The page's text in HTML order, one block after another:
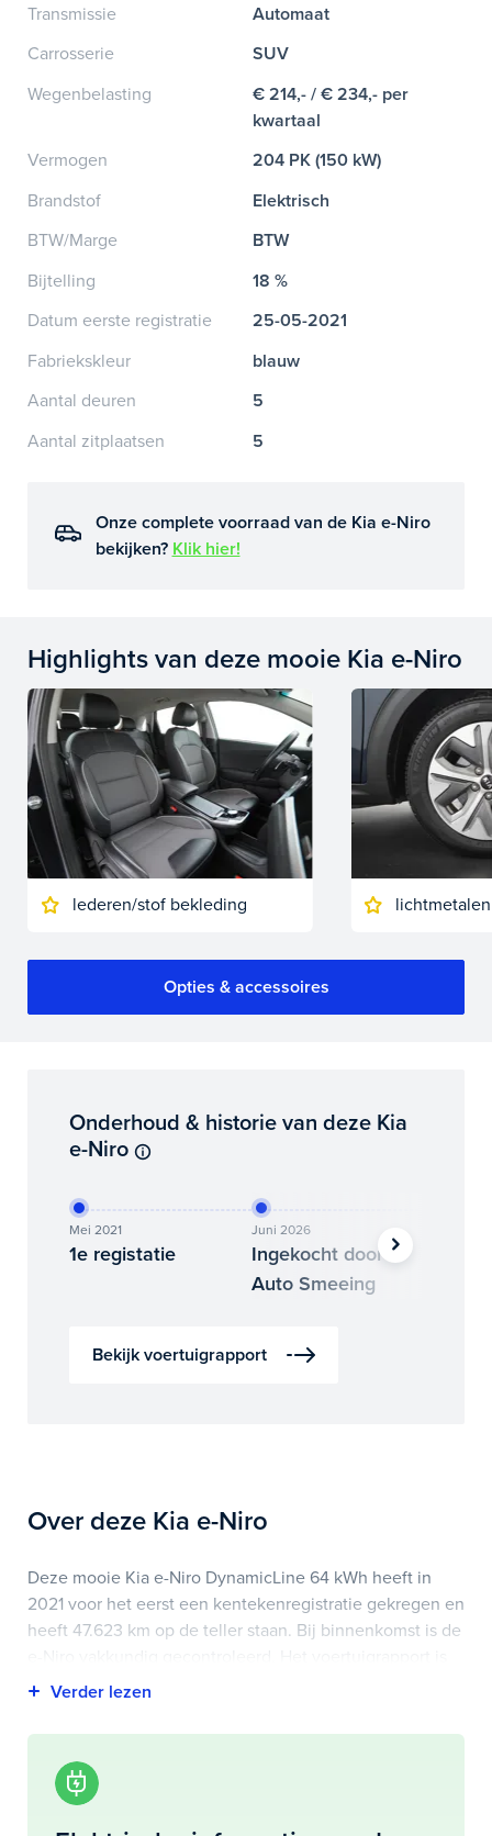
Transmissie
Automaat
Carrosserie
SUV
Wegenbelasting
€ 214,- / € 234,- per
kwartaal
Vermogen
204 PK (150 kW)
Brandstof
Elektrisch
BTW/Marge
BTW
Bijtelling
18 %
Datum eerste registratie
25-05-2021
Fabriekskleur
blauw
Aantal deuren
5
Aantal zitplaatsen
5
Onze complete voorraad van de Kia e-Niro
bekijken? Klik hier!
Highlights van deze mooie Kia e-Niro
lederen/stof bekleding
Opties & accessoires
Onderhoud & historie van deze Kia
e-Niro
Mei 2021
1e registatie
Juni 2026
Ingekocht door
Auto Smeeing
Bekijk voertuigrapport
Over deze Kia e-Niro
Deze mooie Kia e-Niro DynamicLine 64 kWh heeft in
2021 voor het eerst een kentekenregistratie gekregen en
heeft 47.623 km op de teller staan. Bij binnenkomst is de
op deze pagina bij onderhoud en historie te
Highlights van deze Kia zijn onder andere apple
carplay/android auto, electronic climate controle,